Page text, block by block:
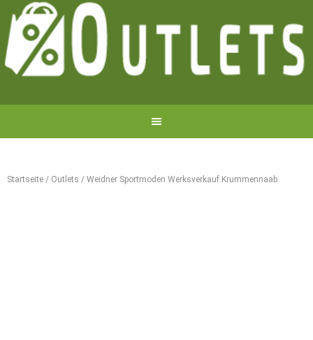
Startseite / Outlets / Weidner Sportmoden Werksverkauf Krummennaab